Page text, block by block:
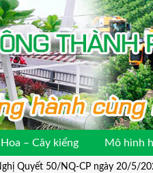
Hoa – Cây kiểng Mô hình
Quyết 50/NQ-CP ngày 20/5/